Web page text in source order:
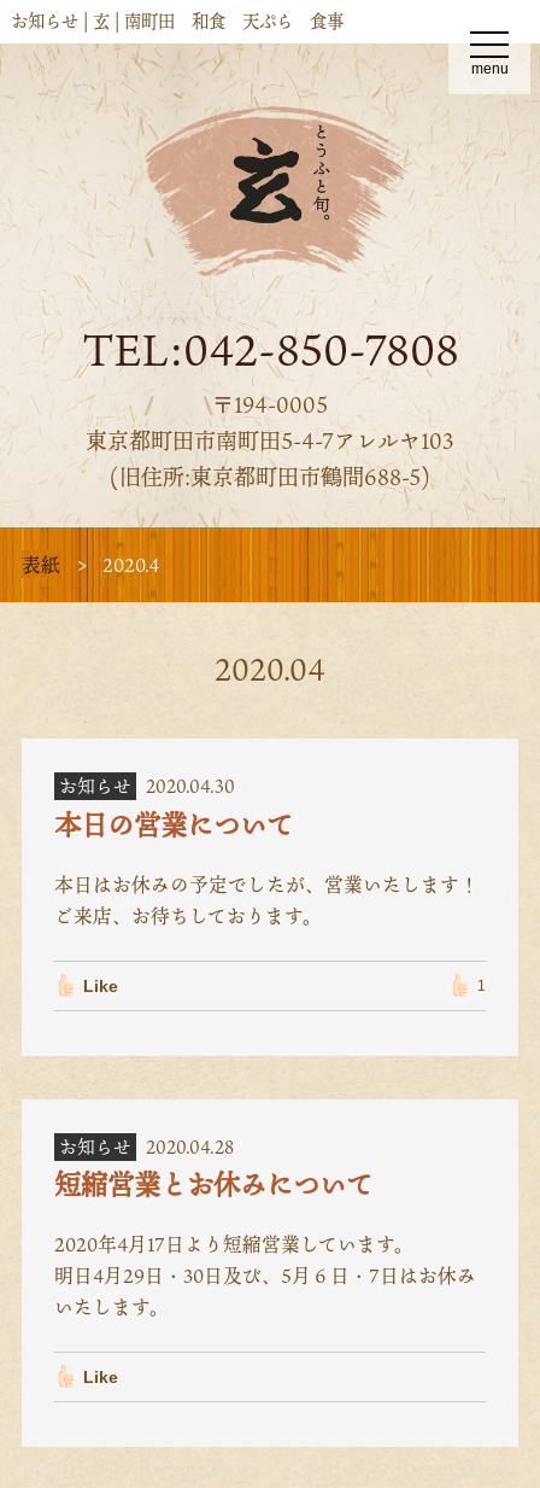
t
o
g
g
v
a
t
i
menu
お知らせ | 玄 | 南町田 和食 天ぷら 食事
TEL:042-850-7808
〒194-0005
東京都町田市南町田5-4-7アレルヤ103
(旧住所:東京都町田市鶴間688-5)
表紙 2020.4
2020.04
お知らせ 2020.04.30
本日の営業について
本日はお休みの予定でしたが、営業いたします！
ご来店、お待ちしております。
Like 1
お知らせ 2020.04.28
短縮営業とお休みについて
2020年4月17日より短縮営業しています。
明日4月29日・30日及び、5月６日・7日はお休み
いたします。
Like